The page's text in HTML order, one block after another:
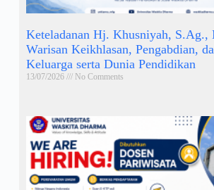
Keteladanan Hj. Khusniyah, S.Ag.,
Warisan Keikhlasan, Pengabdian,
Keluarga serta Dunia Pendidikan
13/07/2026 No Comments